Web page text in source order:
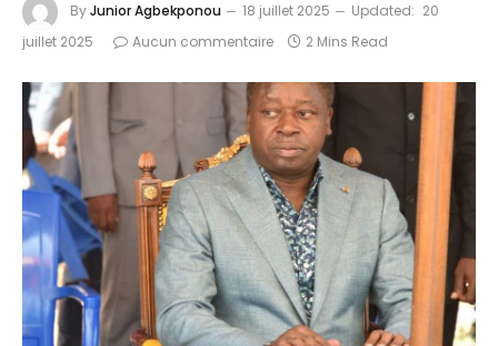
ByJunior Agbekponou 18 juillet 2025 Updated: 20
juillet 2025
Aucun commentaire 2 Mins Read